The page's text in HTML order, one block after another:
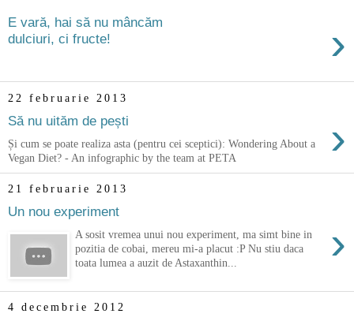
E vară, hai să nu mâncăm
dulciuri, ci fructe!
›
22 februarie 2013
Să nu uităm de pești ›
Și cum se poate realiza asta (pentru cei sceptici): Wondering About a
Vegan Diet? - An infographic by the team at PETA
21 februarie 2013
Un nou experiment
›
A sosit vremea unui nou experiment, ma simt bine in
pozitia de cobai, mereu mi-a placut :P Nu stiu daca
toata lumea a auzit de Astaxanthin...
4 decembrie 2012